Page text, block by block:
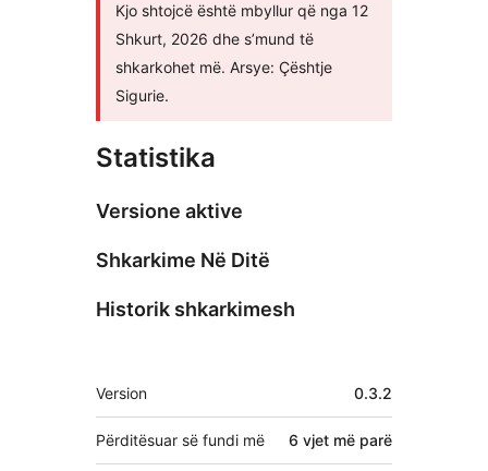
Kjo shtojcë është mbyllur që nga 12
Shkurt, 2026 dhe s’mund të
shkarkohet më. Arsye: Çështje
Sigurie.
Statistika
Versione aktive
Shkarkime Në Ditë
Historik shkarkimesh
Të
tjera
Version 0.3.2
Përditësuar së fundi më 6 vjet më parë